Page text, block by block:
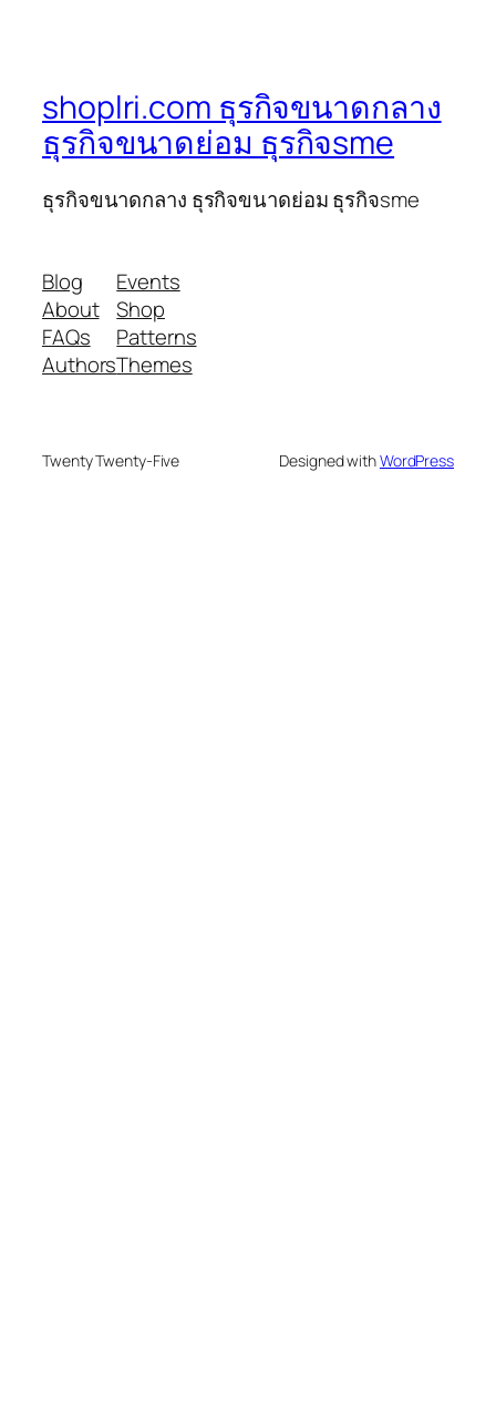
shoplri.com ธุรกิจขนาดกลาง
ธุรกิจขนาดย่อม ธุรกิจsme
ธุรกิจขนาดกลาง ธุรกิจขนาดย่อม ธุรกิจsme
Blog
About
FAQs
Authors
Events
Shop
Patterns
Themes
Twenty Twenty-Five Designed withWordPress